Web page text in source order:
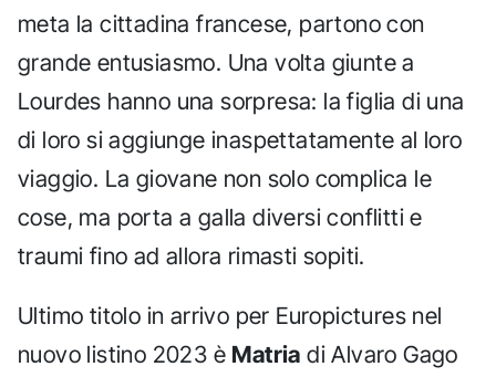
meta la cittadina francese, partono con
grande entusiasmo. Una volta giunte a
Lourdes hanno una sorpresa: la figlia di una
di loro si aggiunge inaspettatamente al loro
viaggio. La giovane non solo complica le
cose, ma porta a galla diversi conflitti e
traumi fino ad allora rimasti sopiti.
Ultimo titolo in arrivo per Europictures nel
nuovo listino 2023 è Matria di Alvaro Gago